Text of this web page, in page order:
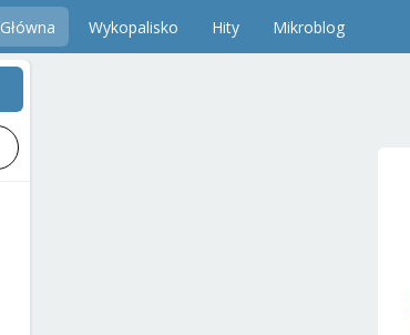
Główna Wykopalisko Hity Mikroblog